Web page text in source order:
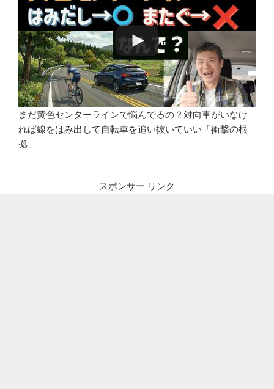
まだ黄色センターラインで悩んでるの？対向車がいなけ
れば線をはみ出して自転車を追い抜いていい「衝撃の根
拠」
スポンサー リンク